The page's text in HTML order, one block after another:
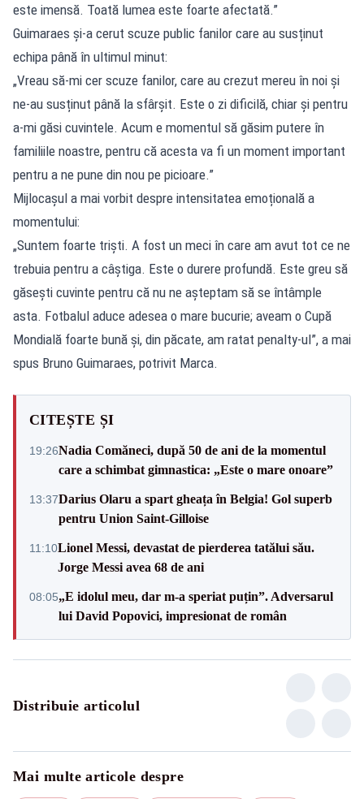
este imensă. Toată lumea este foarte afectată.”
Guimaraes și-a cerut scuze public fanilor care au susținut
echipa până în ultimul minut:
„Vreau să-mi cer scuze fanilor, care au crezut mereu în noi și
ne-au susținut până la sfârșit. Este o zi dificilă, chiar și pentru
a-mi găsi cuvintele. Acum e momentul să găsim putere în
familiile noastre, pentru că acesta va fi un moment important
pentru a ne pune din nou pe picioare.”
Mijlocașul a mai vorbit despre intensitatea emoțională a
momentului:
„Suntem foarte triști. A fost un meci în care am avut tot ce ne
trebuia pentru a câștiga. Este o durere profundă. Este greu să
găsești cuvinte pentru că nu ne așteptam să se întâmple
asta. Fotbalul aduce adesea o mare bucurie; aveam o Cupă
Mondială foarte bună și, din păcate, am ratat penalty-ul”, a mai
spus Bruno Guimaraes, potrivit Marca.
CITEȘTE ȘI
19:26Nadia Comăneci, după 50 de ani de la momentul
care a schimbat gimnastica: „Este o mare onoare”
13:37Darius Olaru a spart gheața în Belgia! Gol superb
pentru Union Saint-Gilloise
11:10Lionel Messi, devastat de pierderea tatălui său.
Jorge Messi avea 68 de ani
08:05„E idolul meu, dar m-a speriat puțin”. Adversarul
lui David Popovici, impresionat de român
Distribuie articolul
Mai multe articole despre